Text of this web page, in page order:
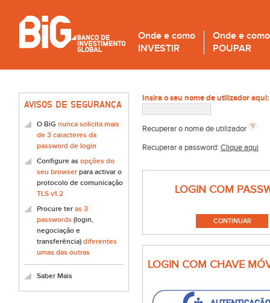
Onde e como
INVESTIR
Onde e como
POUPAR
AVISOS DE SEGURANÇA
O BiG nunca solicita mais
de 3 caracteres da
password de login
Configure as opções do
seu browser para activar o
protocolo de comunicação
TLS v1.2
Procure ter as 3
passwords (login,
negociação e
transferência) diferentes
umas das outras
Saber Mais
Insira o seu nome de utilizador aqui:
Recuperar o nome de utilizador
Recuperar a password: Clique aqui
LOGIN COM
LOGIN COM CHAVE